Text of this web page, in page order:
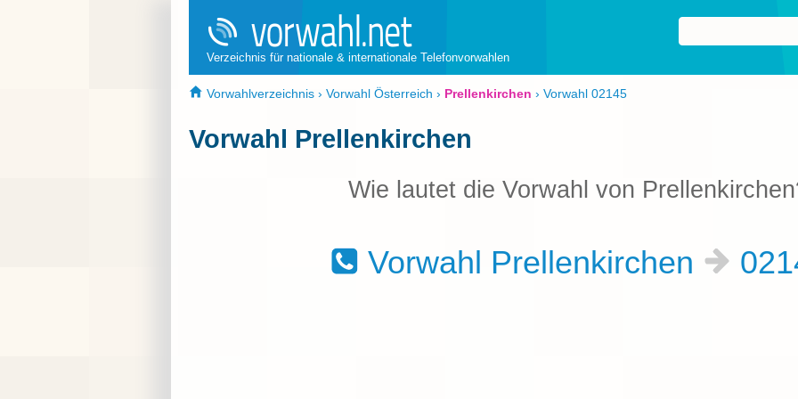
Verzeichnis für nationale & internationale Telefonvorwahlen
Vorwahlverzeichnis › Vorwahl Österreich › Prellenkirchen › Vorwahl 02145
Vorwahl Prellenkirchen
Wie lautet die Vorwahl von
Vorwahl Prellenkirchen